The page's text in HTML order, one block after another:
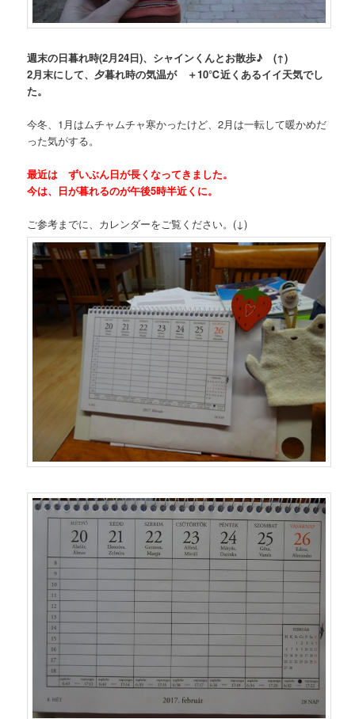
週末の日暮れ時(2月24日)、シャインくんとお散歩♪ (↑)
2月末にして、夕暮れ時の気温が ＋10℃近くあるイイ天気でし
た。
今冬、1月はムチャムチャ寒かったけど、2月は一転して暖かめだ
った気がする。
最近は ずいぶん日が長くなってきました。
今は、日が暮れるのが午後5時半近くに。
ご参考までに、カレンダーをご覧ください。(↓)